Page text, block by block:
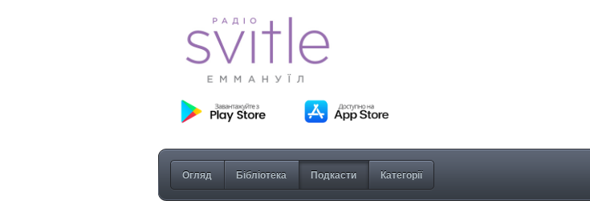
Огляд Бібліотека Подкасти Категорії